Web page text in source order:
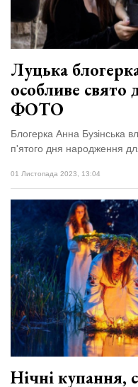
Луцька
особливе свято
ФОТО
Блогерка Анна Бузінська
п'ятого дня народження
01 Листопада 2023, 13:04
Нічні купання,